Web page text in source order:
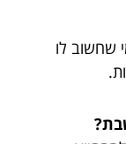
שחשוב לו